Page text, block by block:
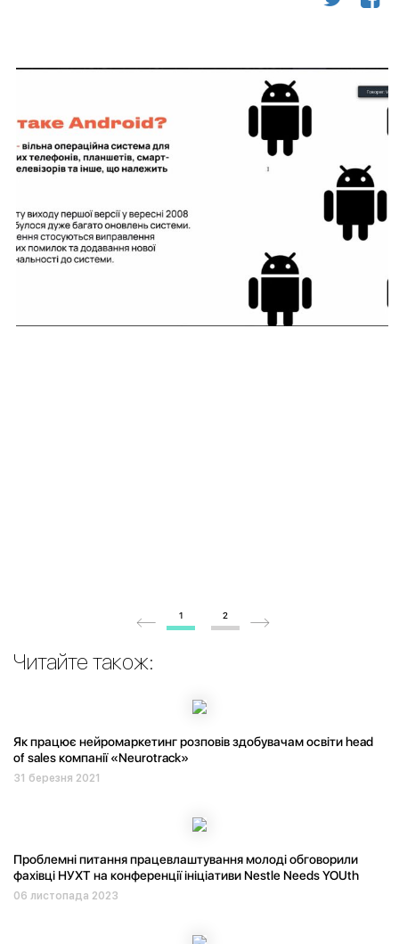
1 2
Читайте також:
Як працює нейромаркетинг розповів здобувачам освіти head
of sales компанії «Neurotrack»
31 березня 2021
Проблемні питання працевлаштування молоді обговорили
фахівці НУХТ на конференції ініціативи Nestle Needs YOUth
06 листопада 2023